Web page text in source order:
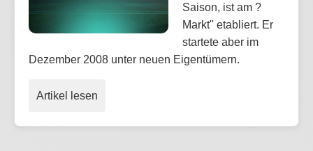
Saison, ist am ?
Markt" etabliert. Er
startete aber im
Dezember 2008 unter neuen Eigentümern.
Artikel lesen